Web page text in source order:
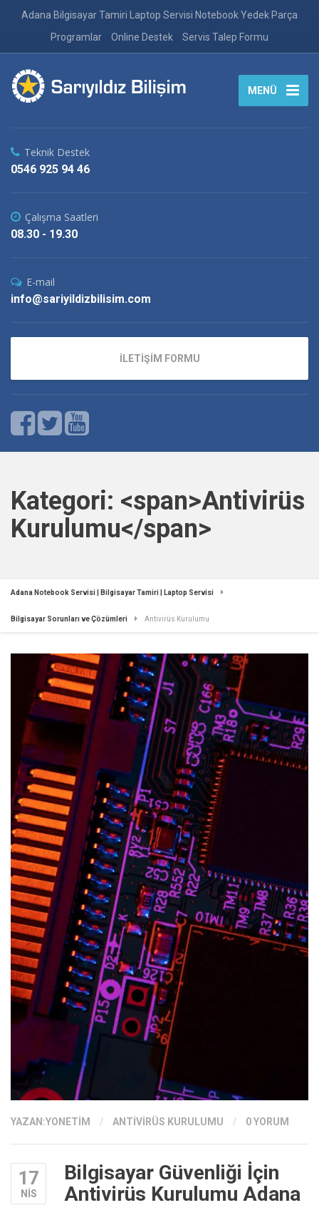
Adana Bilgisayar Tamiri Laptop Servisi Notebook Yedek Parça
Programlar
Online Destek Servis Talep Formu
MENÜ
Teknik Destek
0546 925 94 46
Çalışma Saatleri
08.30 - 19.30
E-mail
info@sariyildizbilisim.com
İLETİŞİM FORMU
Kategori: <span>Antivirüs
Kurulumu</span>
Adana Notebook Servisi | Bilgisayar Tamiri | Laptop Servisi
Bilgisayar Sorunları ve Çözümleri Antivirüs Kurulumu
YAZAN:YONETIM / ANTIVIRÜS KURULUMU / 0 YORUM
17
NIS
Bilgisayar Güvenliği İçin
Antivirüs Kurulumu Adana